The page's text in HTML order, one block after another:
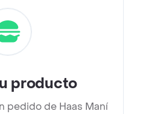
producto
pedido de Haas Maní